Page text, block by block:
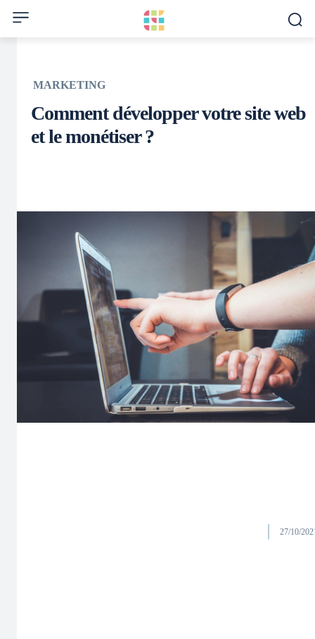
MARKETING
Comment développer votre site web
et le monétiser ?
27/10/